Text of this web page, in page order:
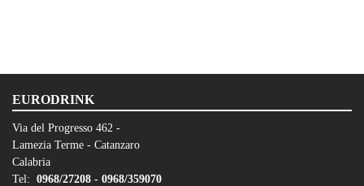
EURODRINK
Via del Progresso 462 -
Lamezia Terme - Catanzaro
Calabria
Tel: 0968/27208 - 0968/359070